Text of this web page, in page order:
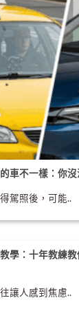
車不一樣：你
駕照後，可能..
學：十年教練教
讓人感到焦慮..